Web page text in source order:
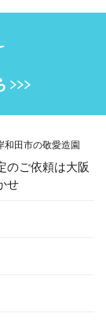
のご依頼は大阪
せ